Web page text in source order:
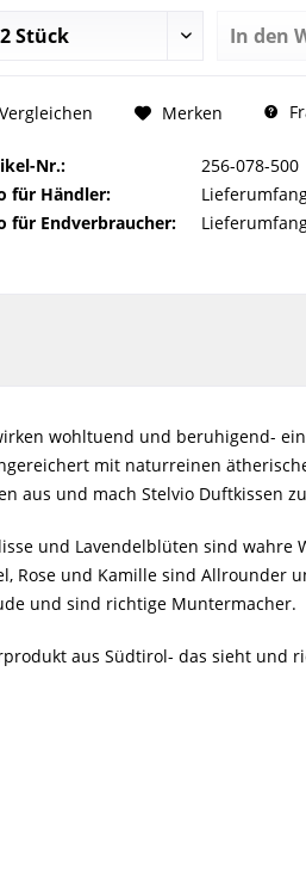
In den
Vergleichen Merken
Nr.:
256-078-500
für Händler:
für Endverbraucher:
wohltuend und beruhigend-
mit naturreinen
aus und mach Stelvio Duftkissen
und Lavendelblüten sind
Rose und Kamille sind Allrounder
und sind richtige Muntermacher.
aus Südtirol- das sieht und